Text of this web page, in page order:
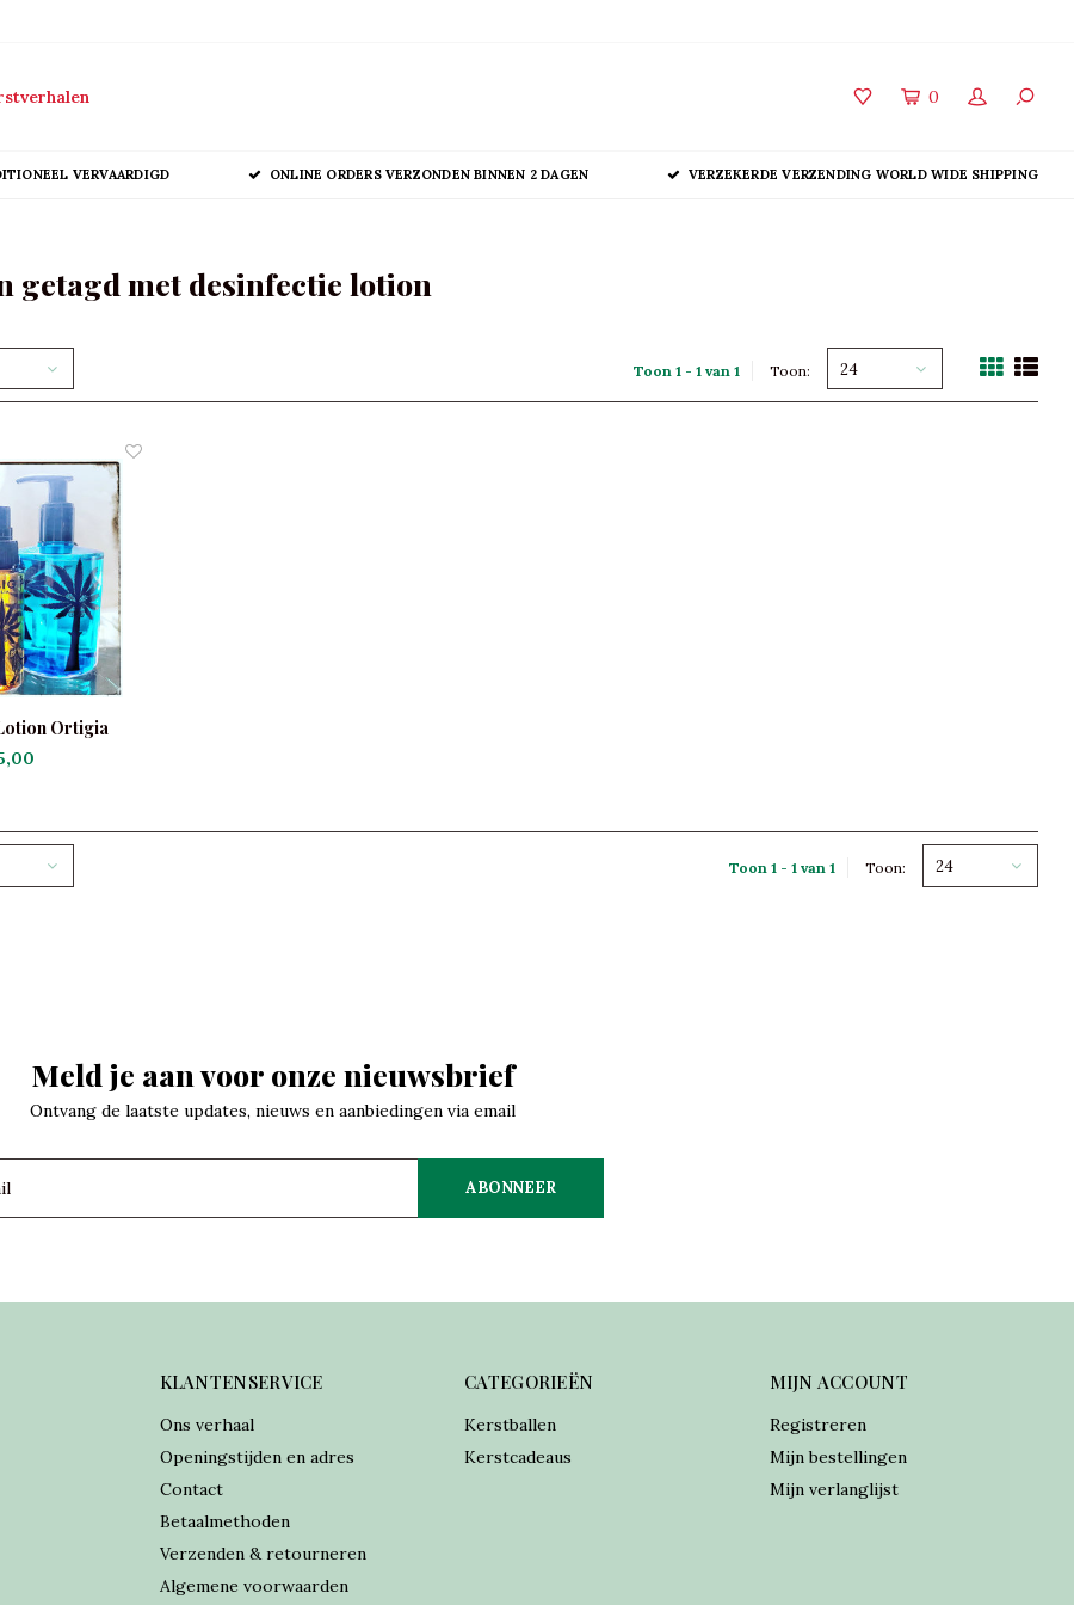
0
VERVAARDIGD ONLINE ORDERS VERZONDEN BINNEN 2 DAGEN VERZEKERDE VERZENDING WORLD WIDE SHIPPING
getagd met desinfectie lotion
Toon 1 - 1 van 1 Toon: 24
Ortigia
Toon 1 - 1 van 1 Toon: 24
Meld je aan voor onze nieuwsbrief
Ontvang de laatste updates, nieuws en aanbiedingen via email
ABONNEER
KLANTENSERVICE
Ons verhaal
Openingstijden en adres
Contact
Betaalmethoden
Verzenden & retourneren
Algemene voorwaarden
CATEGORIEËN
Kerstballen
Kerstcadeaus
MIJN ACCOUNT
Registreren
Mijn bestellingen
Mijn verlanglijst